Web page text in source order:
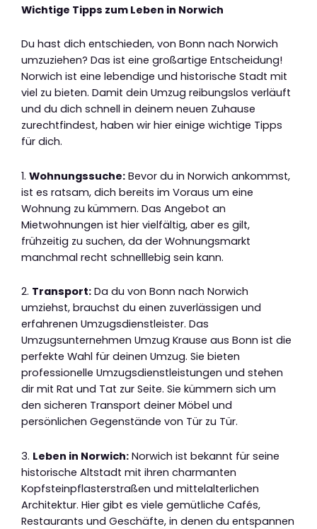
Wichtige Tipps zum Leben in Norwich
Du hast dich entschieden, von Bonn nach Norwich
umzuziehen? Das ist eine großartige Entscheidung!
Norwich ist eine lebendige und historische Stadt mit
viel zu bieten. Damit dein Umzug reibungslos verläuft
und du dich schnell in deinem neuen Zuhause
zurechtfindest, haben wir hier einige wichtige Tipps
für dich.
1. Wohnungssuche: Bevor du in Norwich ankommst,
ist es ratsam, dich bereits im Voraus um eine
Wohnung zu kümmern. Das Angebot an
Mietwohnungen ist hier vielfältig, aber es gilt,
frühzeitig zu suchen, da der Wohnungsmarkt
manchmal recht schnelllebig sein kann.
2. Transport: Da du von Bonn nach Norwich
umziehst, brauchst du einen zuverlässigen und
erfahrenen Umzugsdienstleister. Das
Umzugsunternehmen Umzug Krause aus Bonn ist die
perfekte Wahl für deinen Umzug. Sie bieten
professionelle Umzugsdienstleistungen und stehen
dir mit Rat und Tat zur Seite. Sie kümmern sich um
den sicheren Transport deiner Möbel und
persönlichen Gegenstände von Tür zu Tür.
3. Leben in Norwich: Norwich ist bekannt für seine
historische Altstadt mit ihren charmanten
Kopfsteinpflasterstraßen und mittelalterlichen
Architektur. Hier gibt es viele gemütliche Cafés,
Restaurants und Geschäfte, in denen du entspannen